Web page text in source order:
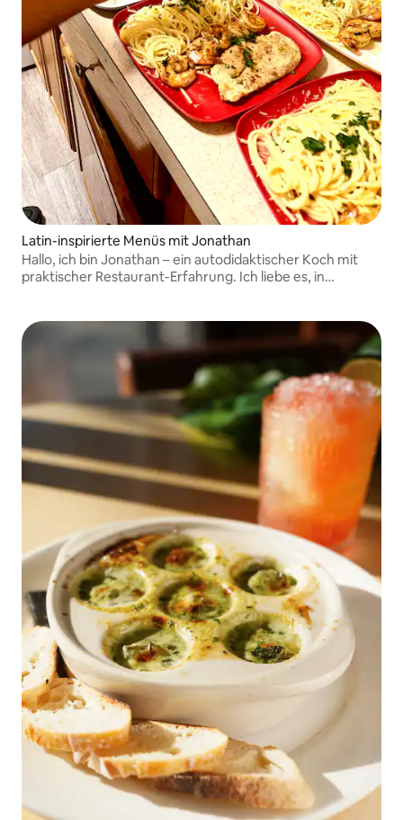
Latin-inspirierte Menüs mit Jonathan
Hallo, ich bin Jonathan – ein autodidaktischer Koch mit
praktischer Restaurant-Erfahrung. Ich liebe es, in
unterhaltsamen, praktischen Kochkurs mit mir!